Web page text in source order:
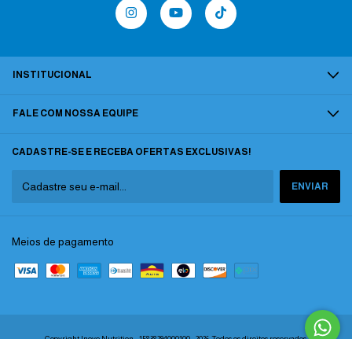
INSTITUCIONAL
FALE COM NOSSA EQUIPE
CADASTRE-SE E RECEBA OFERTAS EXCLUSIVAS!
Meios de pagamento